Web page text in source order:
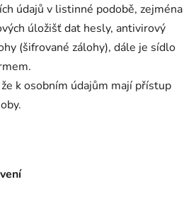
údajů v listinné podobě, zejména
úložišť dat hesly, antivirový
(šifrované zálohy), dále je sídlo
k osobním údajům mají přístup